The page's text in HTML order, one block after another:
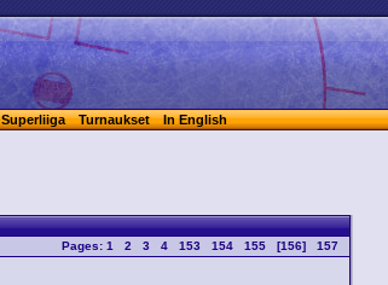
Superliiga Turnaukset In English
Pages:1 2 3 4 153 154 155 [156]157